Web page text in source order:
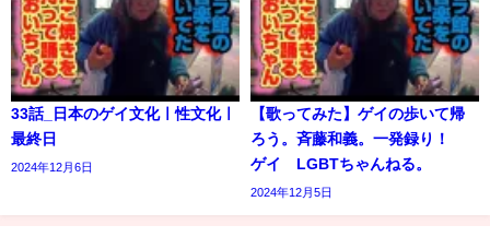
33話_日本のゲイ文化ㅣ性文化ㅣ
最終日
2024年12月6日
【歌ってみた】ゲイの歩いて帰
ろう。斉藤和義。一発録り！
ゲイ LGBTちゃんねる。
2024年12月5日